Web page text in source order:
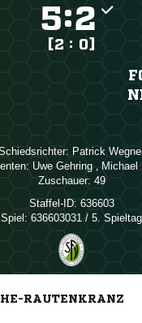
:
[2 : 0]

  , 
Zuschauer: 49
Staffel-ID: 636603
Spiel: 636603031 / 5. Spieltag
RAUTENKRANZ